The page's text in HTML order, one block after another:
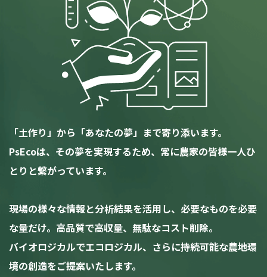
「土作り」から「あなたの夢」まで寄り添います。
PsEcoは、その夢を実現するため、常に農家の皆様一人ひ
とりと繋がっています。
現場の様々な情報と分析結果を活用し、必要なものを必要
な量だけ。高品質で高収量、無駄なコスト削除。
バイオロジカルでエコロジカル、さらに持続可能な農地環
境の創造をご提案いたします。